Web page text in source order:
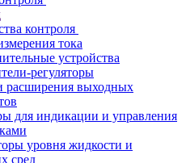
контроля
тока
устройства
регуляторы
расширения выходных
для индикации и управления
уровня жидкости и
сред